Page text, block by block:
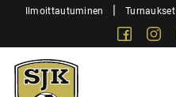
SiirryIlmoittautuminen | Turnaukset
Sjk-
Juniorit